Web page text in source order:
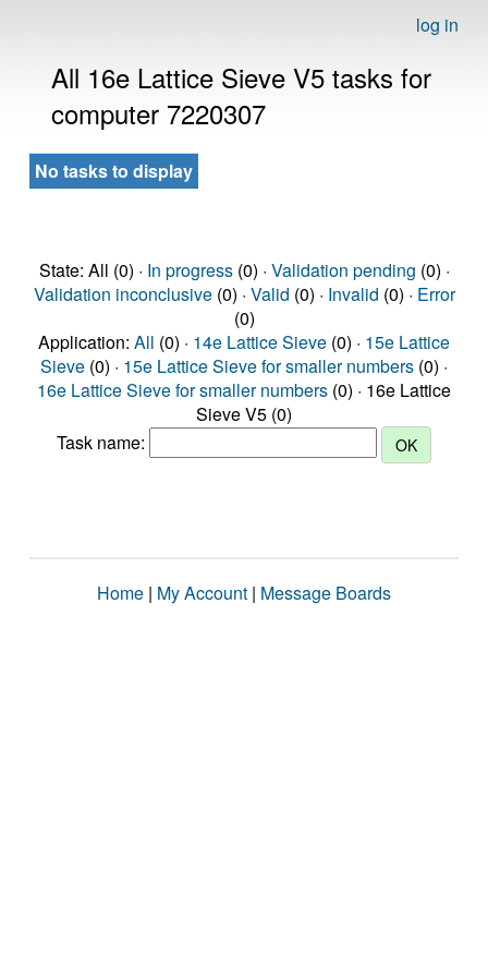
log in
All 16e Lattice Sieve V5 tasks for
computer 7220307
No tasks to display
State: All (0) · In progress(0) · Validation pending (0) ·
Validation inconclusive(0) · Valid (0) · Invalid (0) · Error
(0)
Application: All (0) · 14e Lattice Sieve (0) · 15e Lattice
Sieve (0) · 15e Lattice Sieve for smaller numbers (0) ·
16e Lattice Sieve for smaller numbers (0) · 16e Lattice
Sieve V5 (0)
Task name:
Home | My Account | Message Boards